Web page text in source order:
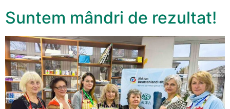
Suntem mândri de rezultat!